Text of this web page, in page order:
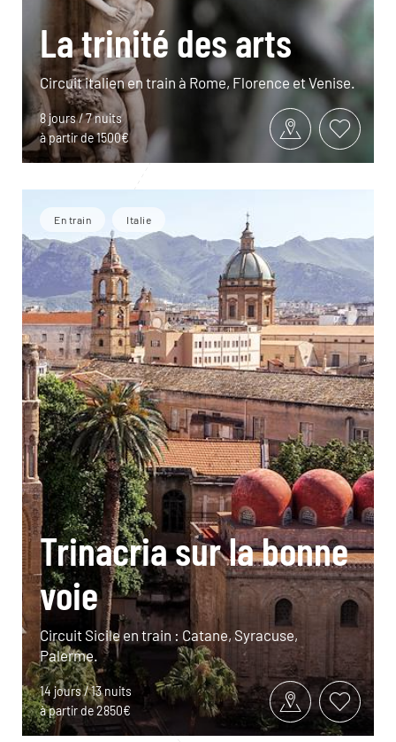
La trinité des arts
Circuit italien en train à Rome, Florence et Venise.
8 jours / 7 nuits
à partir de 1500€
En train Italie
Trinacria sur la bonne
voie
Circuit Sicile en train : Catane, Syracuse,
Palerme.
14 jours / 13 nuits
à partir de 2850€